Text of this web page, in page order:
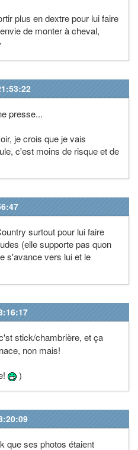
plus en dextre pour lui faire
de monter à cheval,
presse...
je crois que je vais
c'est moins de risque et de
surtout pour lui faire
(elle supporte pas quon
s'avance vers lui et le
stick/chambrière, et ça
non mais!
)
que ses photos étaient